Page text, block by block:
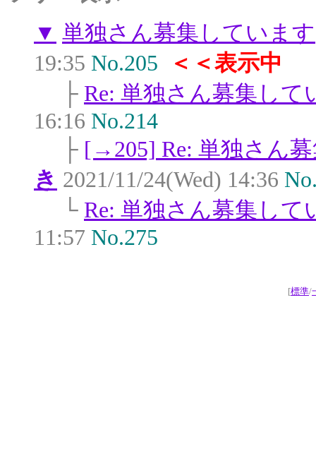
▼ 単独さん募集しています
19:35 No.205
＜＜表示中
├ Re: 単独さん募集して
16:16 No.214
├ [→205] Re: 単独さん
き 2021/11/24(Wed) 14:36
└ Re: 単独さん募集して
11:57 No.275
[標準/